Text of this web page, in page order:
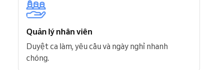
Quản lý nhân viên
Duyệt ca làm, yêu cầu và ngày nghỉ nhanh
chóng.